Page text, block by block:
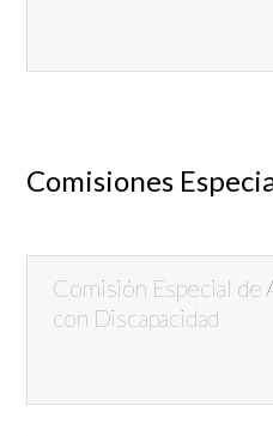
Comisiones
Comisión Especial de
con Discapacidad